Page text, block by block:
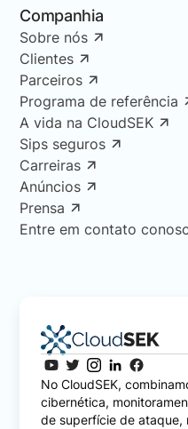
Companhia
Sobre nós
Clientes
Parceiros
Programa de referência
A vida na CloudSEK
Sips seguros
Carreiras
Anúncios
Prensa
Entre em contato
No CloudSEK,
cibernética,
de superfície de ataque,